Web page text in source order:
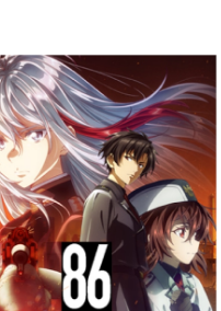
限定】86 ーエイティシックス
デル 〜（